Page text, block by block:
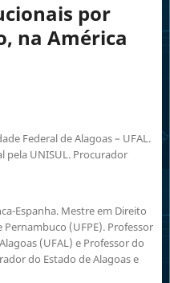
por
na América
Federal de Alagoas – UFAL.
pela UNISUL. Procurador
Espanha. Mestre em Direito
(UFPE). Professor
(UFAL) e Professor do
do Estado de Alagoas e